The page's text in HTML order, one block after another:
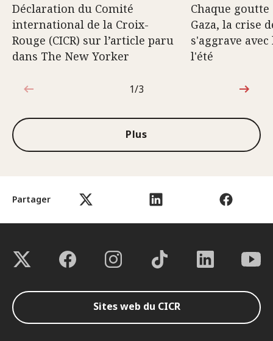
Partager
Déclaration du Comité
international de la Croix-
Rouge (CICR) sur l’article paru
dans The New Yorker
Chaque goutte
Gaza, la crise
s'aggrave
l'été
1sur3
1/3
Plus
Sites web du CICR